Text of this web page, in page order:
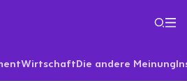
WirtschaftDie andere Meinung